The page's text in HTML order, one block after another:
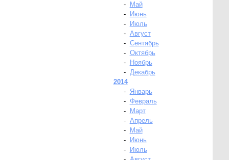
-
Май
-
Июнь
-
Июль
- Август
- Сентябрь
- Октябрь
-
Ноябрь
- Декабрь
2014
-
Январь
- Февраль
-
Март
- Апрель
-
Май
-
Июнь
-
Июль